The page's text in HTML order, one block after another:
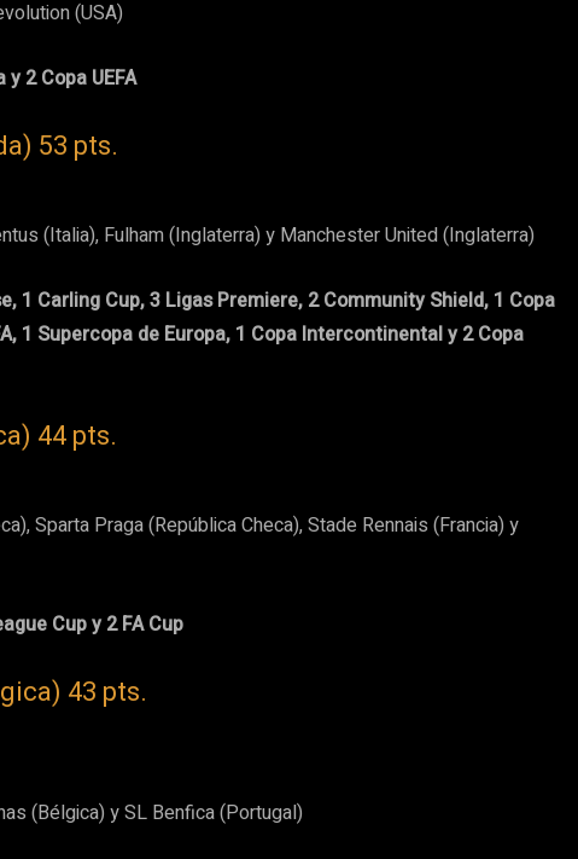
(USA)
2 Copa UEFA
53 pts.
(Italia), Fulham (Inglaterra) y Manchester United (Inglaterra)
1 Carling Cup, 3 Ligas Premiere, 2 Community Shield, 1 Copa
1 Supercopa de Europa, 1 Copa Intercontinental y 2 Copa
44 pts.
Sparta Praga (República Checa), Stade Rennais (Francia) y
Cup y 2 FA Cup
43 pts.
(Bélgica) y SL Benfica (Portugal)